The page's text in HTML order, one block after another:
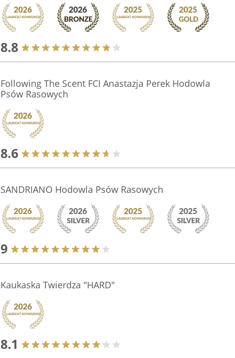
8.8
Following The Scent FCI Anastazja Perek Hodowla
Psów Rasowych
8.6
SANDRIANO Hodowla Psów Rasowych
9
Kaukaska Twierdza "HARD"
8.1